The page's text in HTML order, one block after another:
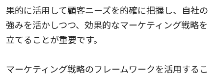
果的に活用して顧客ニーズを的確に把握し、自社の
強みを活かしつつ、効果的なマーケティング戦略を
立てることが重要です。
マーケティング戦略のフレームワークを活用するこ